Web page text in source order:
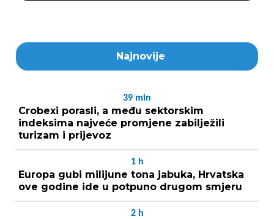
Najnovije
39 min
Crobexi porasli, a među sektorskim
indeksima najveće promjene zabilježili
turizam i prijevoz
1 h
Europa gubi milijune tona jabuka, Hrvatska
ove godine ide u potpuno drugom smjeru
2 h